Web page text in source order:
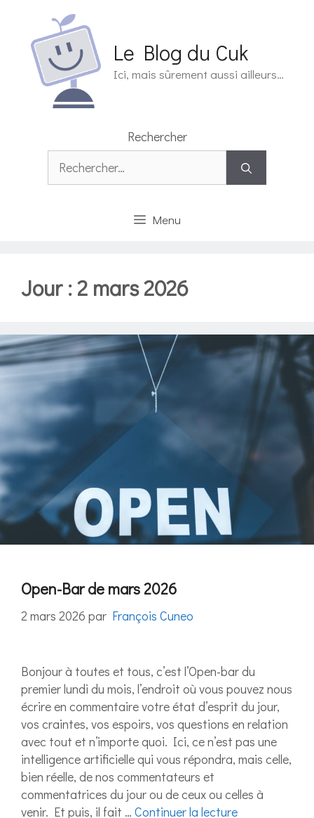
contenu
Le Blog du Cuk
Ici, mais sûrement aussi ailleurs…
Rechercher
Rechercher :
Menu
Jour :2 mars 2026
Open-Bar de mars 2026
2 mars 2026 par François Cuneo
Bonjour à toutes et tous, c’est l’Open-bar du
premier lundi du mois, l’endroit où vous pouvez nous
écrire en commentaire votre état d’esprit du jour,
vos craintes, vos espoirs, vos questions en relation
avec tout et n’importe quoi. Ici, ce n’est pas une
intelligence artificielle qui vous répondra, mais celle,
bien réelle, de nos commentateurs et
commentatrices du jour ou de ceux ou celles à
venir. Et puis, il fait … Continuer la lecture